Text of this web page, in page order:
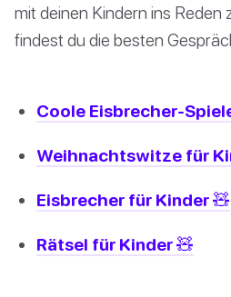
mit deinen Kindern ins Reden
findest du die besten
Coole Eisbrecher-
Weihnachtswitze für
Eisbrecher für Kinder 🧸
Rätsel für Kinder 🧸